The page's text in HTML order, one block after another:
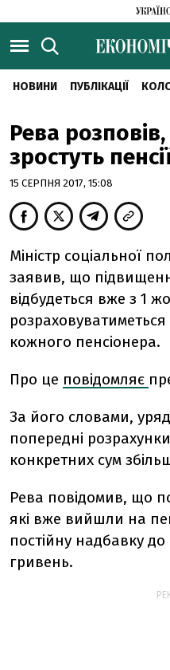
НОВИНИ ПУБЛІКАЦІЇ
Рева
зростуть
15 СЕРПНЯ 2017, 15:08
Міністр соціальної
заявив, що
відбудеться вже з 1
кожного пенсіонера.
Про це повідомляє
За його словами,
попередні
конкретних сум
Рева повідомив, що
які вже вийшли на
постійну надбавку
гривень.